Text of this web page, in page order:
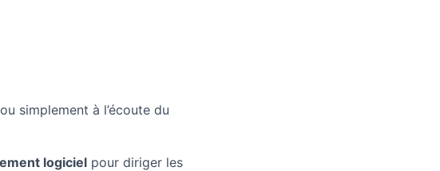
simplement à l’écoute du
logiciel pour diriger les